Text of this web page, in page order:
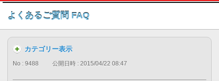
このページの本文へ
よくあるご質問 FAQ
カテゴリー表示
No : 9488 公開日時 : 2015/04/22 08:47